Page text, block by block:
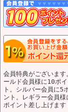
会員特典がございます
ールド会員様に10ポ
ト。シルバー会員に5
ント。レギラー会員様
ポイント差し上げます